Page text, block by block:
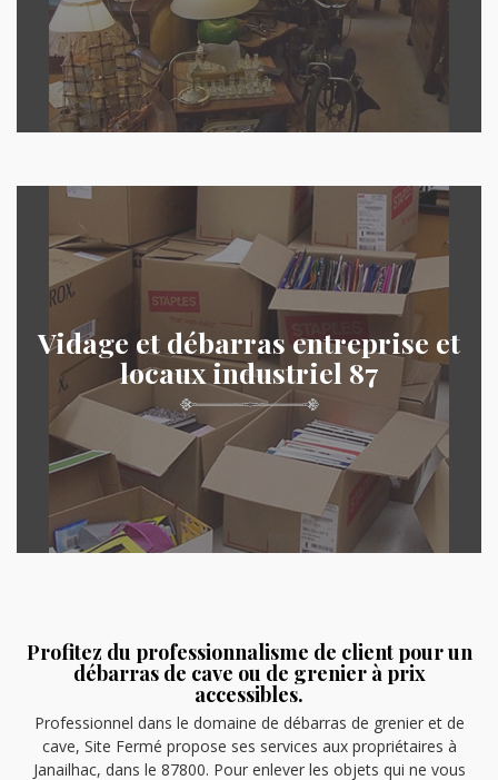
Vidage et débarras entreprise et
locaux industriel 87
Profitez du professionnalisme de client pour un
débarras de cave ou de grenier à prix
accessibles.
Professionnel dans le domaine de débarras de grenier et de
cave, Site Fermé propose ses services aux propriétaires à
Janailhac, dans le 87800. Pour enlever les objets qui ne vous